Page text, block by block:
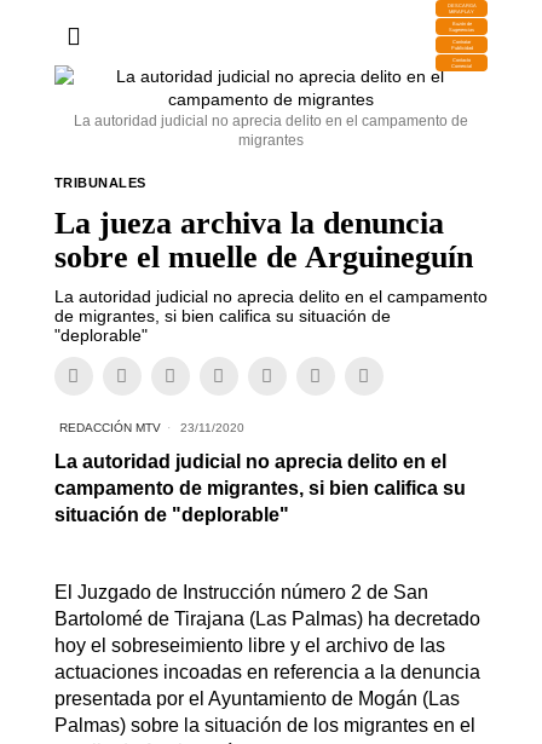
DESCARGA
MIRAPLAY
Buzón de
Sugerencias
Contratar
Publicidad
Contacto
Comercial
La autoridad judicial no aprecia delito en el campamento de
migrantes
TRIBUNALES
La jueza archiva la denuncia
sobre el muelle de Arguineguín
La autoridad judicial no aprecia delito en el campamento
de migrantes, si bien califica su situación de
"deplorable"
REDACCIÓN MTV 23/11/2020
La autoridad judicial no aprecia delito en el
campamento de migrantes, si bien califica su
situación de "deplorable"
El Juzgado de Instrucción número 2 de San
Bartolomé de Tirajana (Las Palmas) ha decretado
hoy el sobreseimiento libre y el archivo de las
actuaciones incoadas en referencia a la denuncia
presentada por el Ayuntamiento de Mogán (Las
Palmas) sobre la situación de los migrantes en el